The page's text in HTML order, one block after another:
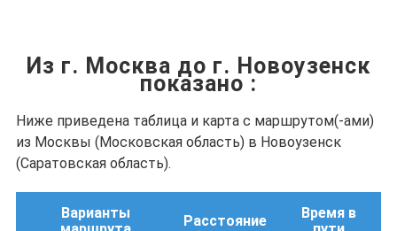
Из г. Москва до г. Новоузенск
показано :
Ниже приведена таблица и карта с маршрутом(-ами)
из Москвы (Московская область) в Новоузенск
(Саратовская область).
Варианты
Расстояние
Время в